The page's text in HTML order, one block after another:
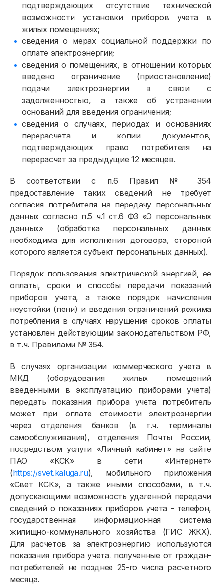
подтверждающих отсутствие технической
возможности установки приборов учета в
жилых помещениях;
сведения о мерах социальной поддержки по
оплате электроэнергии;
сведения о помещениях, в отношении которых
введено ограничение (приостановление)
подачи электроэнергии в связи с
задолженностью, а также об устранении
оснований для введения ограничения;
сведения о случаях, периодах и основаниях
перерасчета и копии документов,
подтверждающих право потребителя на
перерасчет за предыдущие 12 месяцев.
В соответствии с п.6 Правил № 354
предоставление таких сведений не требует
согласия потребителя на передачу персональных
данных согласно п.5 ч.1 ст.6 ФЗ «О персональных
данных» (обработка персональных данных
необходима для исполнения договора, стороной
которого является субъект персональных данных).
Порядок пользования электрической энергией, ее
оплаты, сроки и способы передачи показаний
приборов учета, а также порядок начисления
неустойки (пени) и введения ограничений режима
потребления в случаях нарушения сроков оплаты
установлен действующим законодательством РФ,
в т.ч. Правилами № 354.
В случаях организации коммерческого учета в
МКД (оборудования жилых помещений
введенными в эксплуатацию приборами учета)
передать показания прибора учета потребитель
может при оплате стоимости электроэнергии
через отделения банков (в т.ч. терминалы
самообслуживания), отделения Почты России,
посредством услуги «Личный кабинет» на сайте
ПАО «КСК» в сети «Интернет»
(https://svet.kaluga.ru), мобильного приложения
«Свет КСК», а также иными способами, в т.ч.
допускающими возможность удаленной передачи
сведений о показаниях приборов учета - телефон,
государственная информационная система
жилищно-коммунального хозяйства (ГИС ЖКХ).
Для расчетов за электроэнергию используются
показания прибора учета, полученные от граждан-
потребителей не позднее 25-го числа расчетного
месяца.
Физическим лицам